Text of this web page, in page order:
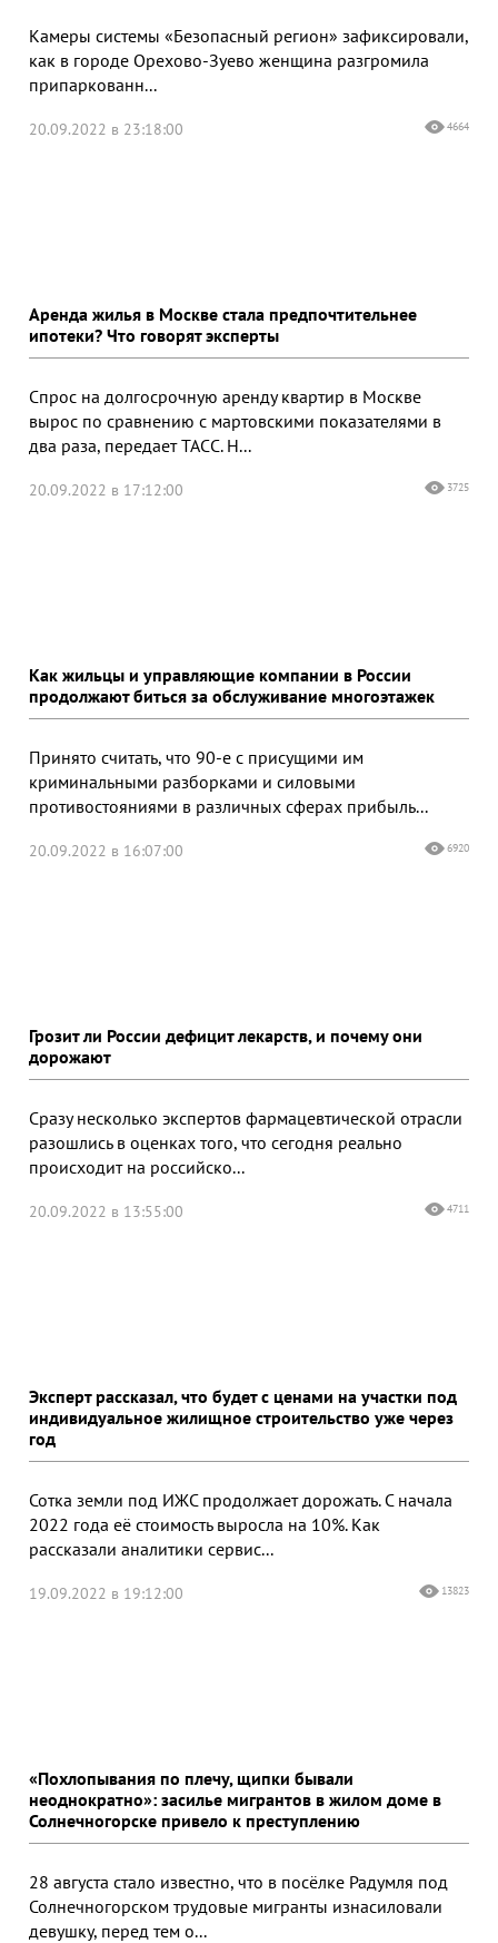
Камеры системы «Безопасный регион» зафиксировали,
как в городе Орехово-Зуево женщина разгромила
припаркованн...
20.09.2022 в 23:18:00 4664
Аренда жилья в Москве стала предпочтительнее
ипотеки? Что говорят эксперты
Спрос на долгосрочную аренду квартир в Москве
вырос по сравнению с мартовскими показателями в
два раза, передает ТАСС. Н...
20.09.2022 в 17:12:00 3725
Как жильцы и управляющие компании в России
продолжают биться за обслуживание многоэтажек
Принято считать, что 90-е с присущими им
криминальными разборками и силовыми
противостояниями в различных сферах прибыль...
20.09.2022 в 16:07:00 6920
Грозит ли России дефицит лекарств, и почему они
дорожают
Сразу несколько экспертов фармацевтической отрасли
разошлись в оценках того, что сегодня реально
происходит на российско...
20.09.2022 в 13:55:00 4711
Эксперт рассказал, что будет с ценами на участки под
индивидуальное жилищное строительство уже через
год
Сотка земли под ИЖС продолжает дорожать. С начала
2022 года её стоимость выросла на 10%. Как
рассказали аналитики сервис...
19.09.2022 в 19:12:00 13823
«Похлопывания по плечу, щипки бывали
неоднократно»: засилье мигрантов в жилом доме в
Солнечногорске привело к преступлению
28 августа стало известно, что в посёлке Радумля под
Солнечногорском трудовые мигранты изнасиловали
девушку, перед тем о...